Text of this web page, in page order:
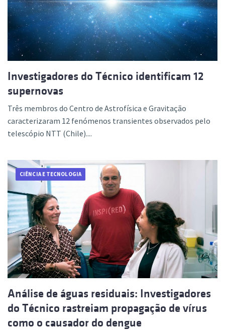
Investigadores do Técnico identificam 12
supernovas
Três membros do Centro de Astrofísica e Gravitação
caracterizaram 12 fenómenos transientes observados pelo
telescópio NTT (Chile)....
CIÊNCIA E TECNOLOGIA
Análise de águas residuais: Investigadores
do Técnico rastreiam propagação de vírus
como o causador do dengue